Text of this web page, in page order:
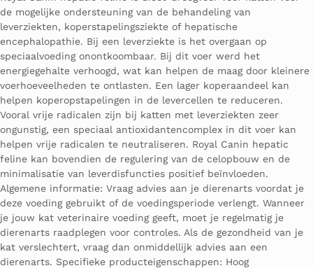
de mogelijke ondersteuning van de behandeling van
leverziekten, koperstapelingsziekte of hepatische
encephalopathie. Bij een leverziekte is het overgaan op
speciaalvoeding onontkoombaar. Bij dit voer werd het
energiegehalte verhoogd, wat kan helpen de maag door kleinere
voerhoeveelheden te ontlasten. Een lager koperaandeel kan
helpen koperopstapelingen in de levercellen te reduceren.
Vooral vrije radicalen zijn bij katten met leverziekten zeer
ongunstig, een speciaal antioxidantencomplex in dit voer kan
helpen vrije radicalen te neutraliseren. Royal Canin hepatic
feline kan bovendien de regulering van de celopbouw en de
minimalisatie van leverdisfuncties positief beïnvloeden.
Algemene informatie: Vraag advies aan je dierenarts voordat je
deze voeding gebruikt of de voedingsperiode verlengt. Wanneer
je jouw kat veterinaire voeding geeft, moet je regelmatig je
dierenarts raadplegen voor controles. Als de gezondheid van je
kat verslechtert, vraag dan onmiddellijk advies aan een
dierenarts. Specifieke producteigenschappen: Hoog